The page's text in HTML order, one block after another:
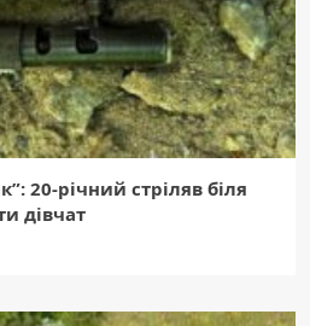
20-річний стріляв біля
дівчат